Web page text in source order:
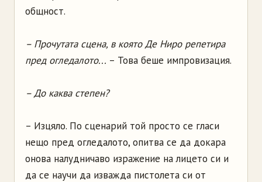
общност.
– Прочутата сцена, в която Де Ниро репетира
пред огледалото... – Това беше импровизация.
– До каква степен?
– Изцяло. По сценарий той просто се гласи
нещо пред огледалото, опитва се да докара
онова налудничаво изражение на лицето си и
да се научи да изважда пистолета си от